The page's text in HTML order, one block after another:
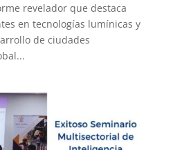
revelador que destaca
en tecnologías lumínicas y
de ciudades